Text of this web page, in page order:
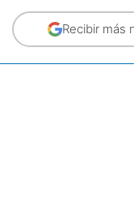
Recibir más